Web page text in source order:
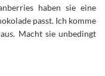
haben sie eine
passt. Ich komme
Macht sie unbedingt